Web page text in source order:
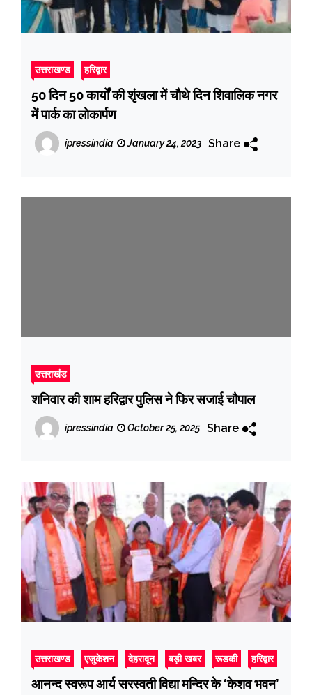
उत्तराखण्ड हरिद्वार
50 दिन 50 कार्यों की शृंखला में चौथे दिन शिवालिक नगर
में पार्क का लोकार्पण
ipressindia January 24, 2023 Share
उत्तराखंड
शनिवार की शाम हरिद्वार पुलिस ने फिर सजाई चौपाल
ipressindia October 25, 2025 Share
उत्तराखण्ड एजुकेशन देहरादून बड़ी खबर रूडकी हरिद्वार
आनन्द स्वरूप आर्य सरस्वती विद्या मन्दिर के ‘केशव भवन’